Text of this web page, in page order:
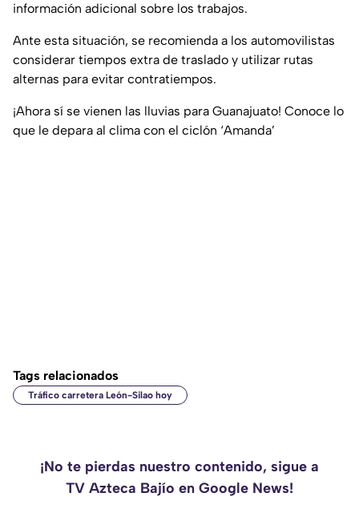
información adicional sobre los trabajos.
Ante esta situación, se recomienda a los automovilistas
considerar tiempos extra de traslado y utilizar rutas
alternas para evitar contratiempos.
¡Ahora sí se vienen las lluvias para Guanajuato! Conoce lo
que le depara al clima con el ciclón ‘Amanda’
Tags relacionados
Tráfico carretera León-Silao hoy
¡No te pierdas nuestro contenido, sigue a
TV Azteca Bajío en Google News!